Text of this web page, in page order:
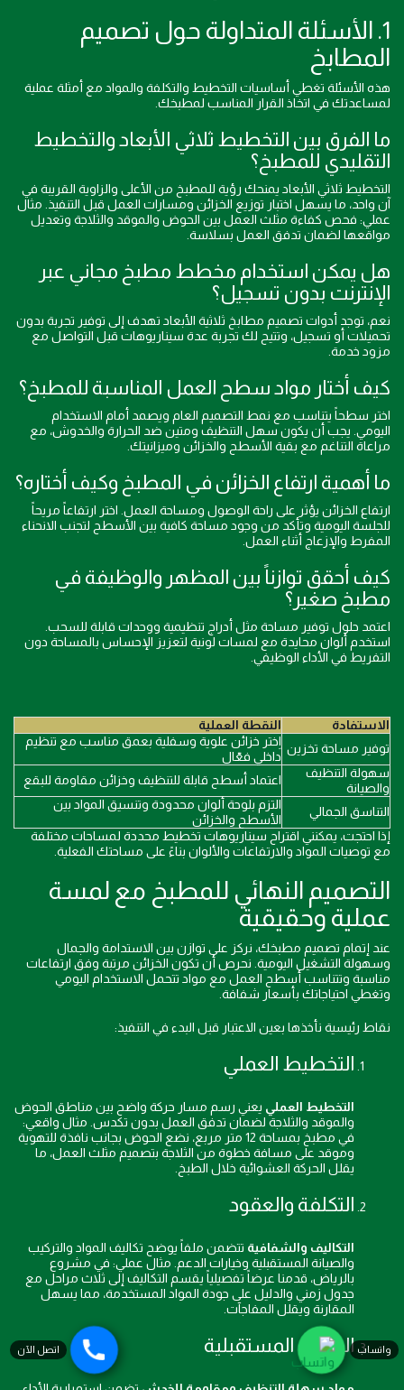
1. الأسئلة المتداولة حول تصميم
المطابخ
هذه الأسئلة تغطي أساسيات التخطيط والتكلفة والمواد مع أمثلة عملية
لمساعدتك في اتخاذ القرار المناسب لمطبخك.
ما الفرق بين التخطيط ثلاثي الأبعاد والتخطيط
التقليدي للمطبخ؟
التخطيط ثلاثي الأبعاد يمنحك رؤية للمطبخ من الأعلى والزاوية القريبة في
آن واحد، ما يسهل اختبار توزيع الخزائن ومسارات العمل قبل التنفيذ. مثال
عملي: فحص كفاءة مثلث العمل بين الحوض والموقد والثلاجة وتعديل
مواقعها لضمان تدفق العمل بسلاسة.
هل يمكن استخدام مخطط مطبخ مجاني عبر
الإنترنت بدون تسجيل؟
نعم، توجد أدوات تصميم مطابخ ثلاثية الأبعاد تهدف إلى توفير تجربة بدون
تحميلات أو تسجيل، وتتيح لك تجربة عدة سيناريوهات قبل التواصل مع
مزود خدمة.
كيف أختار مواد سطح العمل المناسبة للمطبخ؟
اختر سطحاً يتناسب مع نمط التصميم العام ويصمد أمام الاستخدام
اليومي. يجب أن يكون سهل التنظيف ومتين ضد الحرارة والخدوش، مع
مراعاة التناغم مع بقية الأسطح والخزائن وميزانيتك.
ما أهمية ارتفاع الخزائن في المطبخ وكيف أختاره؟
ارتفاع الخزائن يؤثر على راحة الوصول ومساحة العمل. اختر ارتفاعاً مريحاً
للجلسة اليومية وتأكد من وجود مساحة كافية بين الأسطح لتجنب الانحناء
المفرط والإزعاج أثناء العمل.
كيف أحقق توازناً بين المظهر والوظيفة في
مطبخ صغير؟
اعتمد حلول توفير مساحة مثل أدراج تنظيمية ووحدات قابلة للسحب.
استخدم ألوان محايدة مع لمسات لونية لتعزيز الإحساس بالمساحة دون
التفريط في الأداء الوظيفي.
الاستفادة
النقطة العملية
توفير مساحة تخزين اِختر خزائن علوية وسفلية بعمق مناسب مع تنظيم
داخلي فعّال
سهولة التنظيف
والصيانة
اعتماد أسطح قابلة للتنظيف وخزائن مقاومة للبقع
التناسق الجمالي
التزم بلوحة ألوان محدودة وتنسيق المواد بين
الأسطح والخزائن
إذا احتجت، يمكنني اقتراح سيناريوهات تخطيط محددة لمساحات مختلفة
مع توصيات المواد والارتفاعات والألوان بناءً على مساحتك الفعلية.
التصميم النهائي للمطبخ مع لمسة
عملية وحقيقية
عند إتمام تصميم مطبخك، نركز على توازن بين الاستدامة والجمال
وسهولة التشغيل اليومية. نحرص أن تكون الخزائن مرتبة وفق ارتفاعات
مناسبة وتتناسب أسطح العمل مع مواد تتحمل الاستخدام اليومي
وتغطي احتياجاتك بأسعار شفافة.
نقاط رئيسية نأخذها بعين الاعتبار قبل البدء في التنفيذ:
التخطيط العملي
التخطيط العملي يعني رسم مسار حركة واضح بين مناطق الحوض
والموقد والثلاجة لضمان تدفق العمل بدون تكدس. مثال واقعي:
في مطبخ بمساحة 12 متر مربع، نضع الحوض بجانب نافذة للتهوية
وموقد على مسافة خطوة من الثلاجة بتصميم مثلث العمل، ما
يقلل الحركة العشوائية خلال الطبخ.
التكلفة والعقود
التكاليف والشفافية تتضمن ملفاً يوضح تكاليف المواد والتركيب
والصيانة المستقبلية وخيارات الدعم. مثال عملي: في مشروع
بالرياض، قدمنا عرضاً تفصيلياً يقسم التكاليف إلى ثلاث مراحل مع
جدول زمني والدليل على جودة المواد المستخدمة، مما يسهل
المقارنة ويقلل المفاجآت.
الصيانة المستقبلية واتساب اتصل الآن